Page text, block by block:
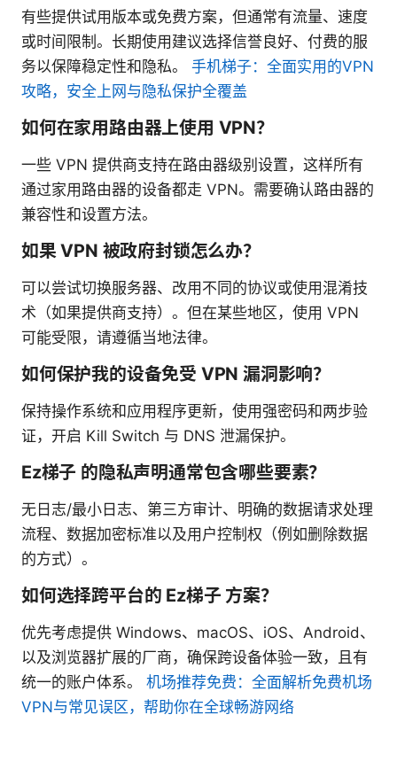
有些提供试用版本或免费方案，但通常有流量、速度
或时间限制。长期使用建议选择信誉良好、付费的服
务以保障稳定性和隐私。 手机梯子：全面实用的VPN
攻略，安全上网与隐私保护全覆盖
如何在家用路由器上使用 VPN？
一些 VPN 提供商支持在路由器级别设置，这样所有
通过家用路由器的设备都走 VPN。需要确认路由器的
兼容性和设置方法。
如果 VPN 被政府封锁怎么办？
可以尝试切换服务器、改用不同的协议或使用混淆技
术（如果提供商支持）。但在某些地区，使用 VPN
可能受限，请遵循当地法律。
如何保护我的设备免受 VPN 漏洞影响？
保持操作系统和应用程序更新，使用强密码和两步验
证，开启 Kill Switch 与 DNS 泄漏保护。
Ez梯子 的隐私声明通常包含哪些要素？
无日志/最小日志、第三方审计、明确的数据请求处理
流程、数据加密标准以及用户控制权（例如删除数据
的方式）。
如何选择跨平台的 Ez梯子 方案？
优先考虑提供 Windows、macOS、iOS、Android、
以及浏览器扩展的厂商，确保跨设备体验一致，且有
统一的账户体系。 机场推荐免费：全面解析免费机场
VPN与常见误区，帮助你在全球畅游网络